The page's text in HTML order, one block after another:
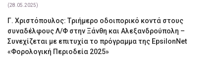
(28.05.2025)
Γ. Χριστόπουλος: Tριήμερο οδοιπορικό κοντά στους
συναδέλφους Λ/Φ στην Ξάνθη και Αλεξανδρούπολη –
Συνεχίζεται με επιτυχία το πρόγραμμα της EpsilonNet
«Φορολογική Περιοδεία 2025»